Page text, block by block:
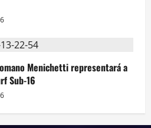
Menichetti representará a
Sub-16